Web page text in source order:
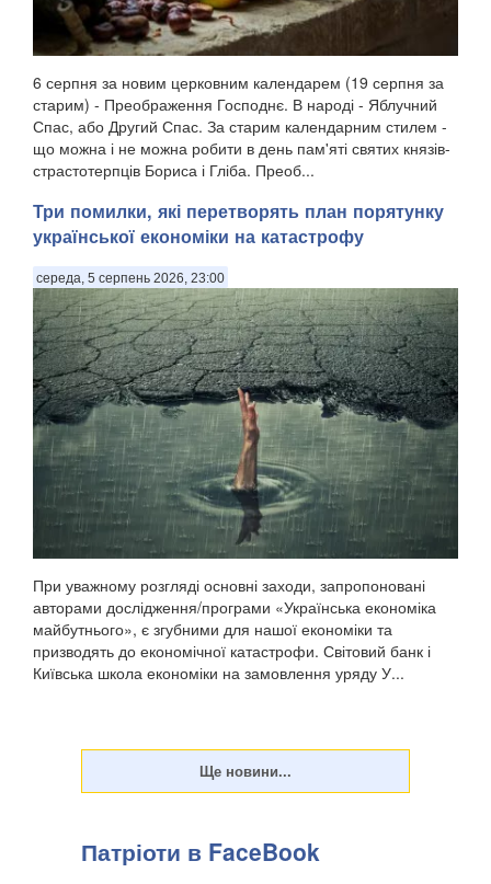
6 серпня за новим церковним календарем (19 серпня за
старим) - Преображення Господнє. В народі - Яблучний
Спас, або Другий Спас. За старим календарним стилем -
що можна і не можна робити в день пам'яті святих князів-
страстотерпців Бориса і Гліба. Преоб...
Три помилки, які перетворять план порятунку
української економіки на катастрофу
середа, 5 серпень 2026, 23:00
При уважному розгляді основні заходи, запропоновані
авторами дослідження/програми «Українська економіка
майбутнього», є згубними для нашої економіки та
призводять до економічної катастрофи. Світовий банк і
Київська школа економіки на замовлення уряду У...
Патріоти в FaceBook